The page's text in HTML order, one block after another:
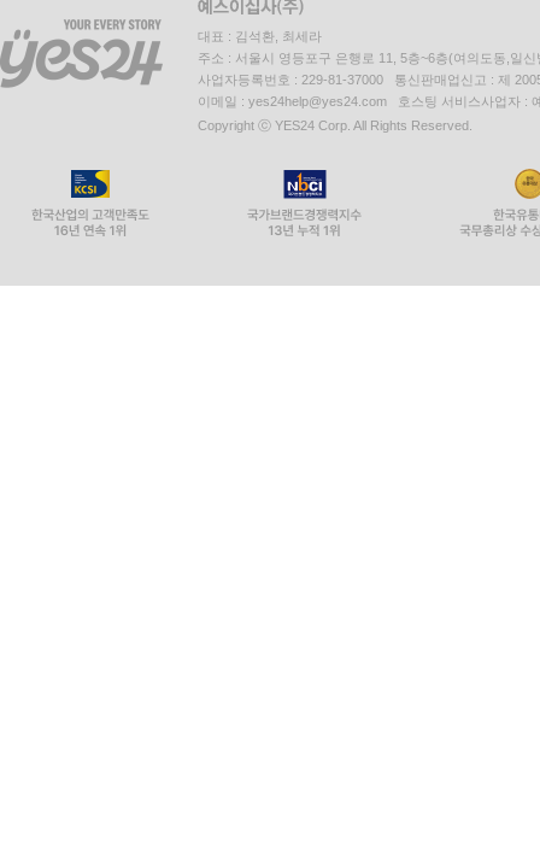
대표 : 김석환, 최세라
주소 : 서울시 영등포구 은행로 11, 5층~6층(여의도동,일신
사업자등록번호 : 229-81-37000 통신판매업신고 : 제
이메일 : yes24help@yes24.com 호스팅 서비스사업자 :
Copyright ⓒ YES24 Corp. All Rights Reserved.